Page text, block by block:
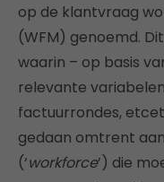
op de klantvraag
(WFM) genoemd.
waarin – op basis
relevante
factuurrondes,
gedaan omtrent
(‘workforce’) die